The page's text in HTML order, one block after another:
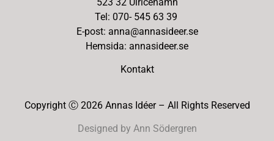
Tel: 070- 545 63 39
E-post: anna@annasideer.se
Hemsida: annasideer.se
Kontakt
Copyright Ⓒ 2026 Annas Idéer – All Rights Reserved
Designed by Ann Södergren